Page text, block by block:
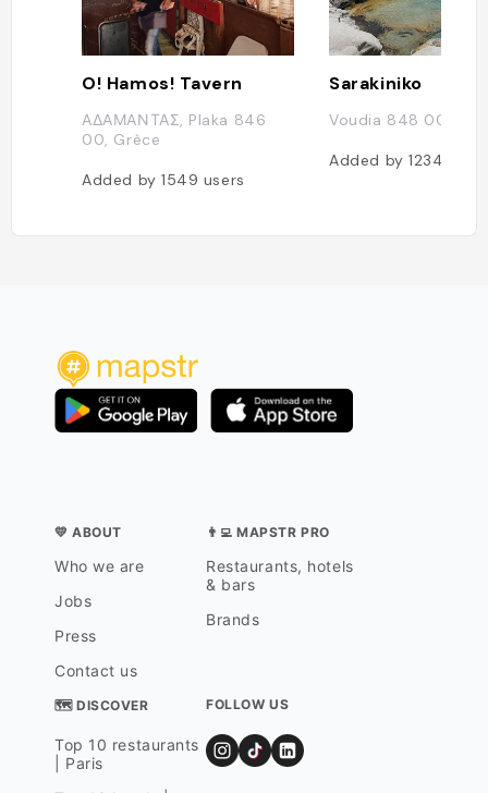
O! Hamos! Tavern
ΑΔΑΜΑΝΤΑΣ, Plaka 846
00, Grèce
Added by1549 users
Sarakiniko
Voudia 848 00
Added by1234
💛 ABOUT
Who we are
Jobs
Press
Contact us
👨‍💻 MAPSTR PRO
Restaurants, hotels
& bars
Brands
🗺 DISCOVER
Top 10 restaurants
| Paris
FOLLOW US